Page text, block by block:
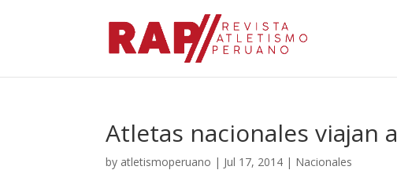
Atletas nacionales viajan
by atletismoperuano | Jul 17, 2014 | Nacionales